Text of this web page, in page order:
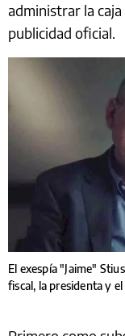
administrar la
publicidad oficial.
El exespía "Jaime"
fiscal, la presidenta y el